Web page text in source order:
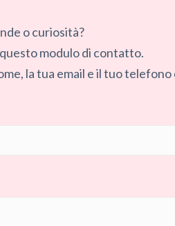
o curiosità?
modulo di contatto.
la tua email e il tuo